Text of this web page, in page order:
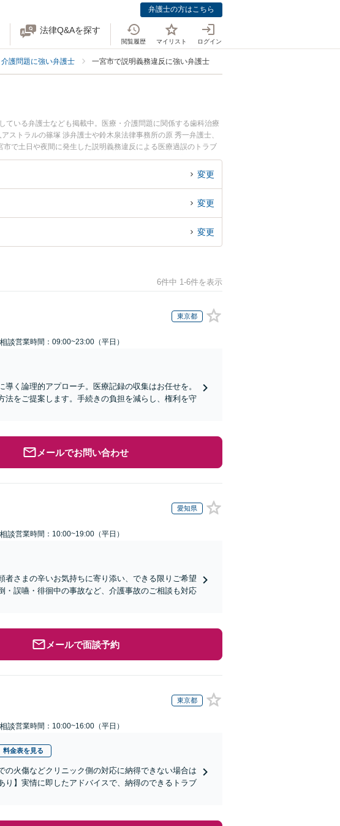
弁護士の方はこちら
法律Q&Aを探す
閲覧履歴 マイリスト ログイン
護問題に強い弁護士 一宮市で説明義務違反に強い弁護士
いる弁護士なども掲載中。医療・介護問題に関係する歯科治療
ストラルの篠塚 渉弁護士や鈴木泉法律事務所の原 秀一弁護士、
で土日や夜間に発生した説明義務違反による医療過誤のトラブ
索したい』『初回相談無料で説明義務違反による医療過誤を法律
変更
変更
変更
6件中 1-6件を表示
東京都
談営業時間：09:00~23:00（平日）
く論理的アプローチ。医療記録の収集はお任せを。
をご提案します。手続きの負担を減らし、権利を守
メールでお問い合わせ
愛知県
談営業時間：10:00~19:00（平日）
者さまの辛いお気持ちに寄り添い、できる限りご希望
誤嚥・徘徊中の事故など、介護事故のご相談も対応
メールで面談予約
東京都
談営業時間：10:00~16:00（平日）
料金表を見る
の火傷などクリニック側の対応に納得できない場合は
】実情に即したアドバイスで、納得のできるトラブ